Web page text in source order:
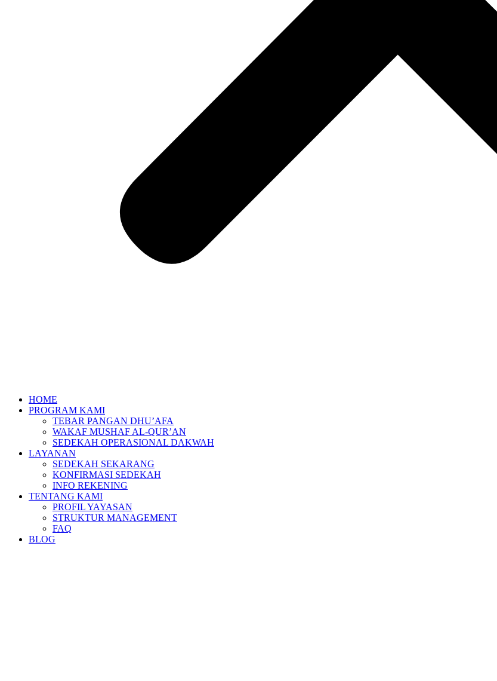
HOME
PROGRAM KAMI
TEBAR PANGAN DHU’AFA
WAKAF MUSHAF AL-QUR’AN
SEDEKAH OPERASIONAL DAKWAH
LAYANAN
SEDEKAH SEKARANG
KONFIRMASI SEDEKAH
INFO REKENING
TENTANG KAMI
PROFIL YAYASAN
STRUKTUR MANAGEMENT
FAQ
BLOG